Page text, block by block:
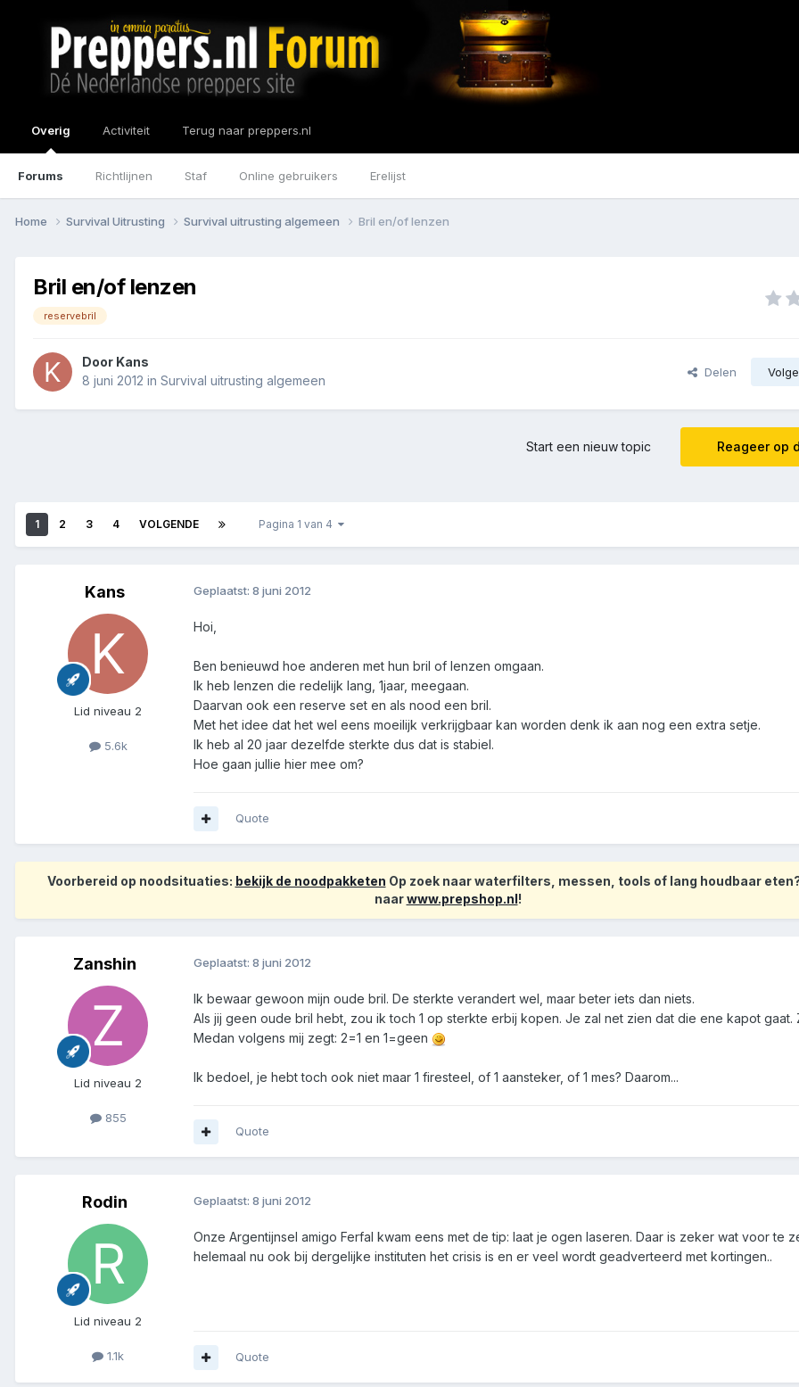
Overig
Forums Richtlijnen Staf Online gebruikers Erelijst
Activiteit Terug naar preppers.nl
Home Survival Uitrusting Survival uitrusting algemeen Bril en/of lenzen
Bril en/of lenzen
reservebril
Door Kans
8 juni 2012 in Survival uitrusting algemeen
Delen
Reageer op
Start een nieuw topic
1 2 3 4 VOLGENDE Pagina 1 van 4
Kans
Lid niveau 2
5.6k
Geplaatst: 8 juni 2012
Hoi,
Ben benieuwd hoe anderen met hun bril of lenzen omgaan.
Ik heb lenzen die redelijk lang, 1jaar, meegaan.
Daarvan ook een reserve set en als nood een bril.
Met het idee dat het wel eens moeilijk verkrijgbaar kan worden denk ik aan nog een extra setje.
Ik heb al 20 jaar dezelfde sterkte dus dat is stabiel.
Hoe gaan jullie hier mee om?
Quote
Voorbereid op noodsituaties: bekijk de noodpakketen Op zoek naar waterfilters, messen, tools of lang houdbaar
naarwww.prepshop.nl!
Zanshin
Lid niveau 2
855
Geplaatst: 8 juni 2012
Ik bewaar gewoon mijn oude bril. De sterkte verandert wel, maar beter iets dan niets.
Als jij geen oude bril hebt, zou ik toch 1 op sterkte erbij kopen. Je zal net zien dat die ene kapot gaat.
Medan volgens mij zegt: 2=1 en 1=geen
Ik bedoel, je hebt toch ook niet maar 1 firesteel, of 1 aansteker, of 1 mes? Daarom...
Quote
Rodin
Lid niveau 2
1.1k
Geplaatst: 8 juni 2012
Onze Argentijnsel amigo Ferfal kwam eens met de tip: laat je ogen laseren. Daar is zeker wat voor te
helemaal nu ook bij dergelijke instituten het crisis is en er veel wordt geadverteerd met kortingen..
Quote